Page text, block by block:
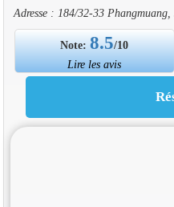
Adresse : 184/32-33
Note:8.5/10
Lire les avis